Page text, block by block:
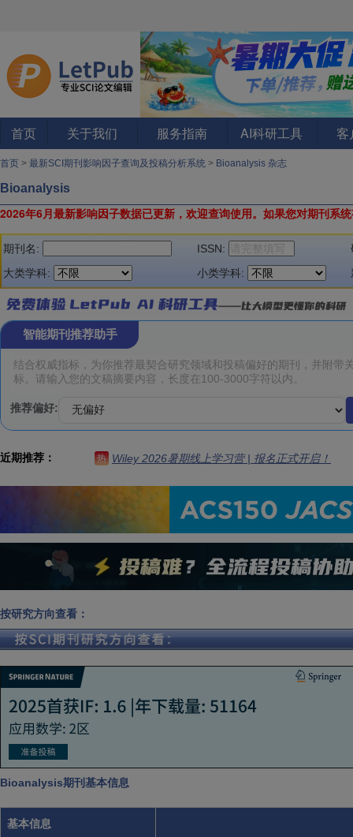
首页 关于我们 服务指南 AI科研工具 客
首页 > 最新SCI期刊影响因子查询及投稿分析系统 > Bioanalysis 杂志
Bioanalysis
2026年6月最新影响因子数据已更新，欢迎查询使用。 如果您对期刊系
期刊名: ISSN:
大类学科:
小类学科:
智能期刊推荐助手
推荐偏好:
近期推荐： 热 Wiley 2026暑期线上学习营 | 报名正式开启！
按研究方向查看：
Bioanalysis期刊基本信息
基本信息